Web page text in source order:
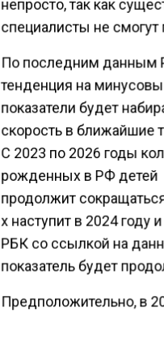
непросто, так как
специалисты не смогут
По последним данным
тенденция на
показатели будет
скорость в ближайшие
С 2023 по 2026 годы
рожденных в РФ детей
продолжит
х наступит в 2024 году
РБК со ссылкой на
показатель будет
Предположительно, в